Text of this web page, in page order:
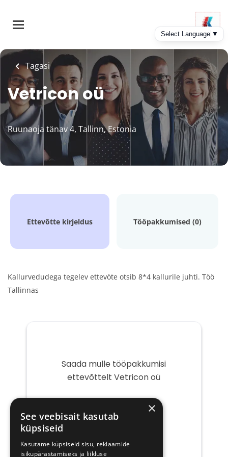
main
Tagasi
Vetricon oü
Ruunaoja tänav 4, Tallinn, Estonia
Ettevõtte kirjeldus Tööpakkumised (0)
Kallurvedudega tegelev ettevòte otsib 8*4 kallurile juhti. Töö
Tallinnas
Saada mulle tööpakkumisi
ettevõttelt Vetricon oü
post
×
See veebisait kasutab
küpsiseid
Kasutame küpsiseid sisu, reklaamide
isikupärastamiseks ja liikluse